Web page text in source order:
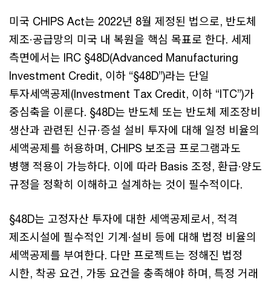
미국 CHIPS Act는 2022년 8월 제정된 법으로, 반도체
제조·공급망의 미국 내 복원을 핵심 목표로 한다. 세제
측면에서는 IRC §48D(Advanced Manufacturing
Investment Credit, 이하 “§48D”)라는 단일
투자세액공제(Investment Tax Credit, 이하 “ITC”)가
중심축을 이룬다. §48D는 반도체 또는 반도체 제조장비
생산과 관련된 신규·증설 설비 투자에 대해 일정 비율의
세액공제를 허용하며, CHIPS 보조금 프로그램과도
병행 적용이 가능하다. 이에 따라 Basis 조정, 환급·양도
규정을 정확히 이해하고 설계하는 것이 필수적이다.
§48D는 고정자산 투자에 대한 세액공제로서, 적격
제조시설에 필수적인 기계·설비 등에 대해 법정 비율의
세액공제를 부여한다. 다만 프로젝트는 정해진 법정
시한, 착공 요건, 가동 요건을 충족해야 하며, 특정 거래